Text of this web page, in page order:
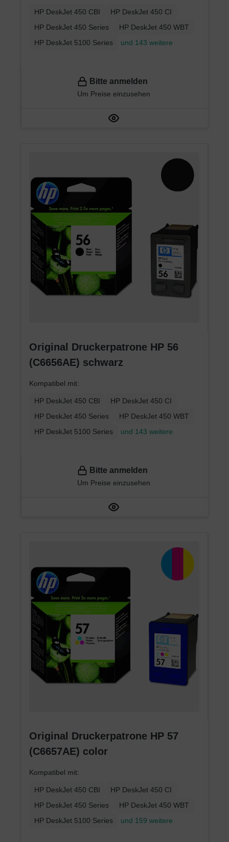
HP DeskJet 450 CBI
HP DeskJet 450 CI
HP DeskJet 450 Series
HP DeskJet 450 WBT
HP DeskJet 5100 Series
und 143 weitere
Bitte anmelden
Um Preise einzusehen
Original Druckerpatrone HP 56
(C6656AE) schwarz
Kompatibel mit:
HP DeskJet 450 CBI
HP DeskJet 450 CI
HP DeskJet 450 Series
HP DeskJet 450 WBT
HP DeskJet 5100 Series
und 143 weitere
Bitte anmelden
Um Preise einzusehen
Original Druckerpatrone HP 57
(C6657AE) color
Kompatibel mit:
HP DeskJet 450 CBI
HP DeskJet 450 CI
HP DeskJet 450 Series
HP DeskJet 450 WBT
HP DeskJet 5100 Series
und 159 weitere